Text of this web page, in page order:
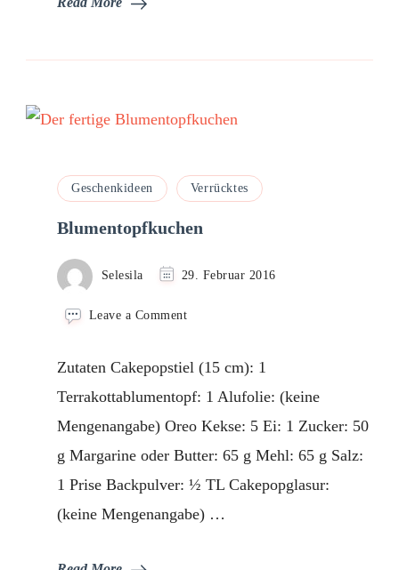
Geschenkideen Verrücktes
Blumentopfkuchen
Selesila 29. Februar 2016
Leave a Commenton
Zutaten Cakepopstiel (15 cm): 1
Terrakottablumentopf: 1 Alufolie: (keine
Mengenangabe) Oreo Kekse: 5 Ei: 1 Zucker: 50
g Margarine oder Butter: 65 g Mehl: 65 g Salz:
1 Prise Backpulver: ½ TL Cakepopglasur:
(keine Mengenangabe) …